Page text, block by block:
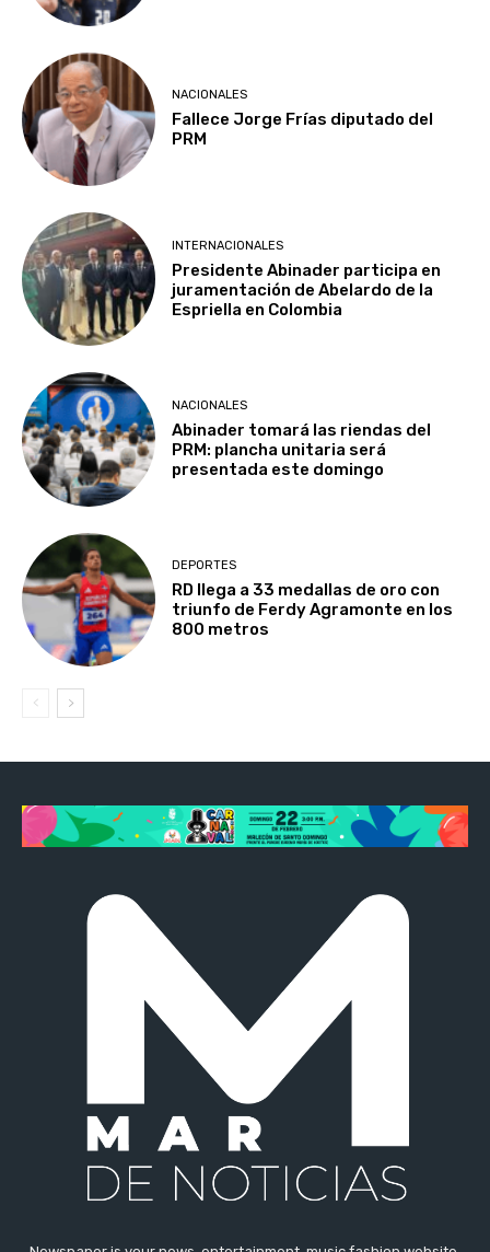
NACIONALES
Fallece Jorge Frías diputado del
PRM
INTERNACIONALES
Presidente Abinader participa en
juramentación de Abelardo de la
Espriella en Colombia
NACIONALES
Abinader tomará las riendas del
PRM: plancha unitaria será
presentada este domingo
DEPORTES
RD llega a 33 medallas de oro con
triunfo de Ferdy Agramonte en los
800 metros